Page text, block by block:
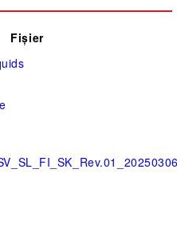
Fișier